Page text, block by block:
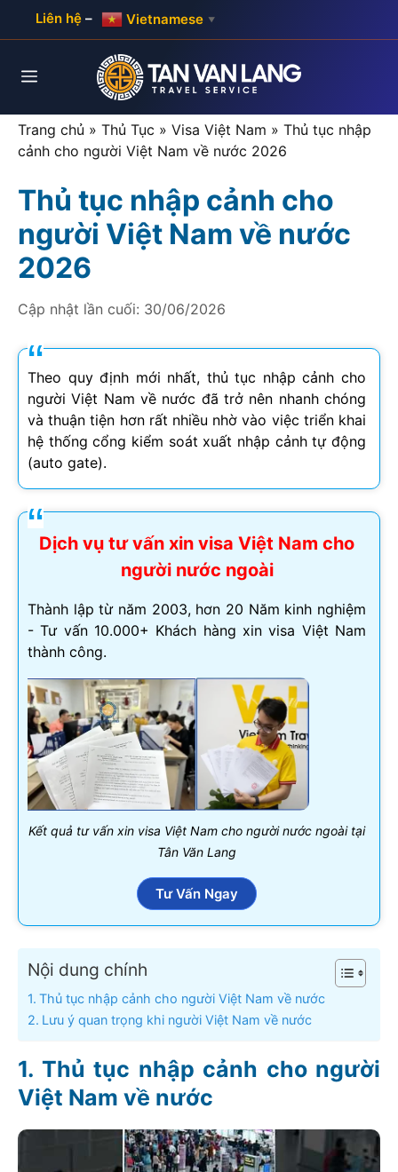
Liên hệ – Vietnamese ▼
Menu
Trang chủ » Thủ Tục » Visa Việt Nam » Thủ tục nhập
cảnh cho người Việt Nam về nước 2026
Thủ tục nhập cảnh cho
người Việt Nam về nước
2026
Cập nhật lần cuối: 30/06/2026
Theo quy định mới nhất, thủ tục nhập cảnh cho
người Việt Nam về nước đã trở nên nhanh chóng
và thuận tiện hơn rất nhiều nhờ vào việc triển khai
hệ thống cổng kiểm soát xuất nhập cảnh tự động
(auto gate).
Dịch vụ tư vấn xin visa Việt Nam cho
người nước ngoài
Thành lập từ năm 2003, hơn 20 Năm kinh nghiệm
- Tư vấn 10.000+ Khách hàng xin visa Việt Nam
thành công.
Kết quả tư vấn xin visa Việt Nam cho người nước ngoài tại
Tân Văn Lang
Tư Vấn Ngay
Nội dung chính
Thủ tục nhập cảnh cho người Việt Nam về nước
Lưu ý quan trọng khi người Việt Nam về nước
Thủ tục nhập cảnh cho người
Việt Nam về nước